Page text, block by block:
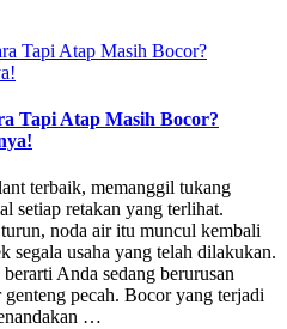
Tapi Atap Masih Bocor?
terbaik, memanggil tukang
setiap retakan yang terlihat.
noda air itu muncul kembali
segala usaha yang telah dilakukan.
Anda sedang berurusan
pecah. Bocor yang terjadi
…